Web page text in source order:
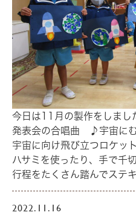
今日は11月の製作をしまし
発表会の合唱曲 ♪宇宙に
宇宙に向け飛び立つロケッ
ハサミを使ったり、手で千
行程をたくさん踏んでステ
2022.11.16